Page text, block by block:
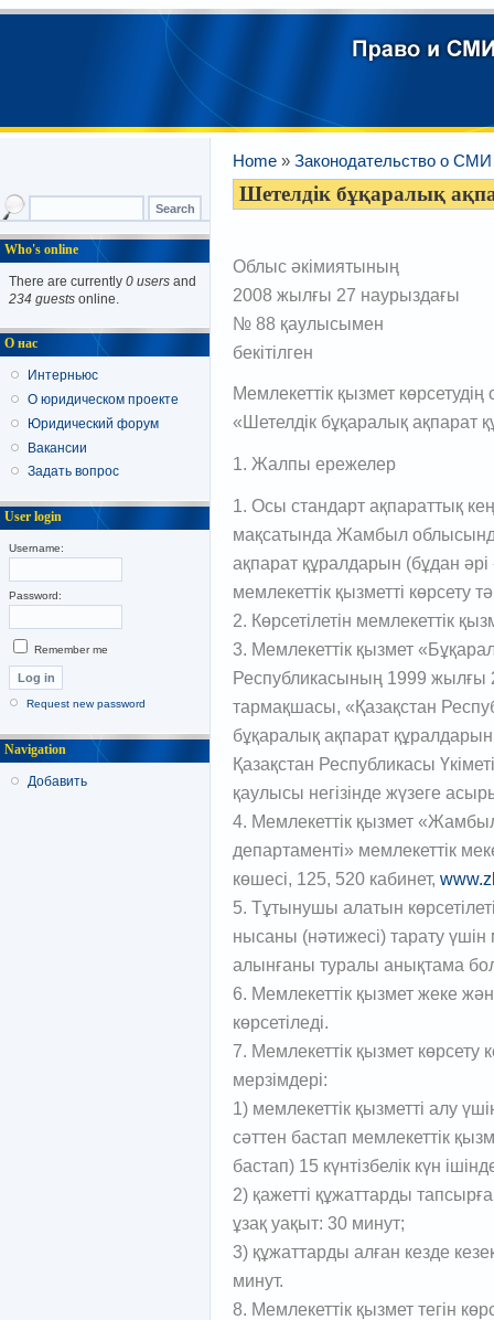
Home » Законодательство о
Шетелдік бұқаралық
Облыс әкімиятының
2008 жылғы 27 наурыздағы
№ 88 қаулысымен
бекітілген
Мемлекеттік қызмет
«Шетелдік бұқаралық ақпарат
1. Жалпы ережелер
1. Осы стандарт ақпараттық
мақсатында Жамбыл
ақпарат құралдарын (бұдан
мемлекеттік қызметті көрсету
2. Көрсетілетін мемлекеттік
3. Мемлекеттік қызмет
Республикасының 1999 жылғы
тармақшасы, «Қазақстан
бұқаралық ақпарат
Қазақстан Республикасы
қаулысы негізінде жүзеге
4. Мемлекеттік қызмет
департаменті» мемлекеттік
көшесі, 125, 520 кабинет,
5. Тұтынушы алатын
нысаны (нәтижесі) тарату
алынғаны туралы анықтама
6. Мемлекеттік қызмет жеке
көрсетіледі.
7. Мемлекеттік қызмет көрсету
мерзімдері:
1) мемлекеттік қызметті алу
сәттен бастап мемлекеттік
бастап) 15 күнтізбелік күн
2) қажетті құжаттарды
ұзақ уақыт: 30 минут;
3) құжаттарды алған кезде
минут.
8. Мемлекеттік қызмет тегін
Who's online
There are currently 0 users and
234 guests online.
О нас
Интерньюс
О юридическом проекте
Юридический форум
Вакансии
Задать вопрос
User login
Username:
Password:
Remember me
Request new password
Navigation
Добавить